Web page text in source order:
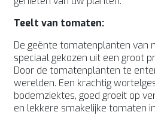
Teelt van tomaten:
De geënte tomatenplanten van
speciaal gekozen uit een groot
Door de tomatenplanten te
werelden. Een krachtig
bodemziektes, goed groeit op
en lekkere smakelijke tomaten